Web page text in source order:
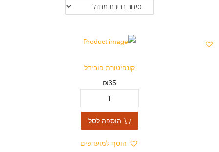
קונפיטורת פובידל
₪35
הוספה לסל
הוסף למועדפים